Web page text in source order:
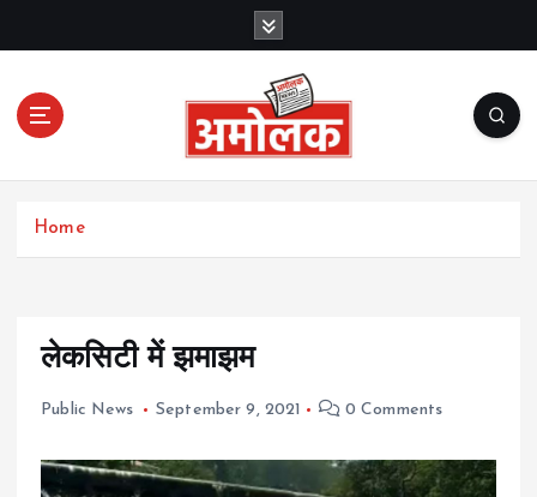
c
Amolak News
Home
लेकसिटी में झमाझम
Public News September 9, 2021 0 Comments